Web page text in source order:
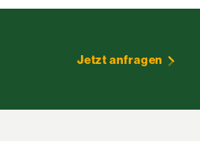
Jetzt anfragen